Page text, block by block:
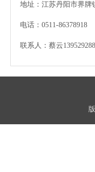
地址：江苏丹阳市界牌
电话：0511-86378918
联系人：蔡云